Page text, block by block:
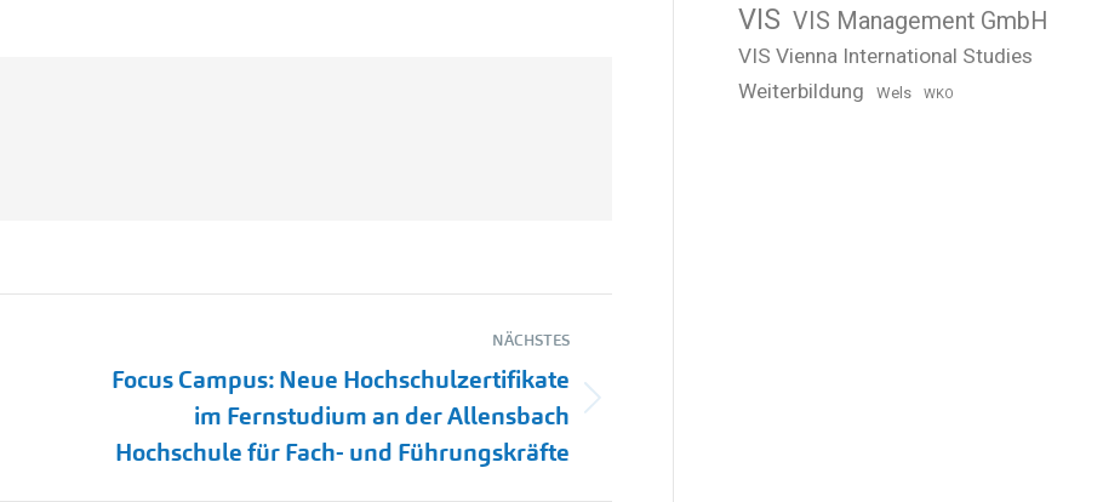
NÄCHSTES
Beitrag:
Focus Campus: Neue Hochschulzertifikate
im Fernstudium an der Allensbach
Hochschule für Fach- und Führungskräfte
VIS VIS Management GmbH
VIS Vienna International Studies
Weiterbildung
Wels WKO